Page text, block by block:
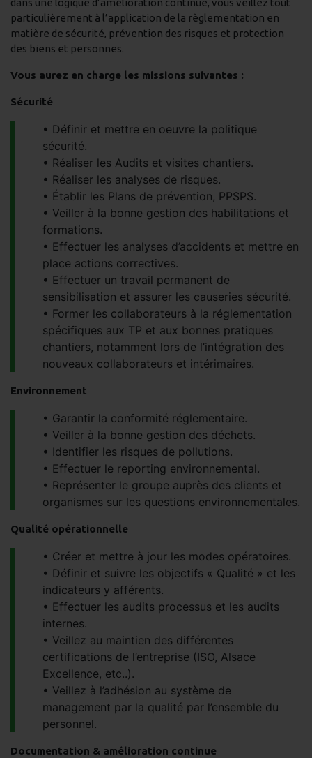
dans une logique d’amélioration continue, vous veillez tout
particulièrement à l’application de la règlementation en
matière de sécurité, prévention des risques et protection
des biens et personnes.
Vous aurez en charge les missions suivantes :
Sécurité
Définir et mettre en oeuvre la politique
sécurité.
Réaliser les Audits et visites chantiers.
Réaliser les analyses de risques.
Établir les Plans de prévention, PPSPS.
Veiller à la bonne gestion des habilitations et
formations.
Effectuer les analyses d’accidents et mettre en
place actions correctives.
Effectuer un travail permanent de
sensibilisation et assurer les causeries sécurité.
Former les collaborateurs à la réglementation
spécifiques aux TP et aux bonnes pratiques
chantiers, notamment lors de l’intégration des
nouveaux collaborateurs et intérimaires.
Environnement
Garantir la conformité réglementaire.
Veiller à la bonne gestion des déchets.
Identifier les risques de pollutions.
Effectuer le reporting environnemental.
Représenter le groupe auprès des clients et
organismes sur les questions environnementales.
Qualité opérationnelle
Créer et mettre à jour les modes opératoires.
Définir et suivre les objectifs « Qualité » et les
indicateurs y afférents.
Effectuer les audits processus et les audits
internes.
Veillez au maintien des différentes
certifications de l’entreprise (ISO, Alsace
Excellence, etc..).
Veillez à l’adhésion au système de
management par la qualité par l’ensemble du
personnel.
Documentation & amélioration continue